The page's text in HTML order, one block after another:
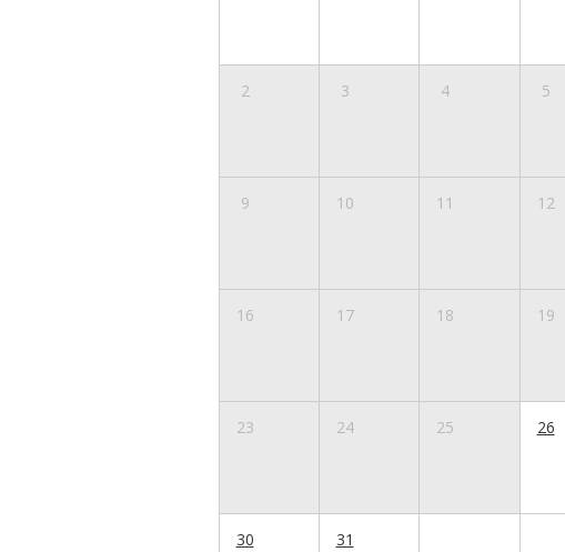
2 3 4 5
9 10 11 12
16 17 18 19
23 24 25 26
30 31